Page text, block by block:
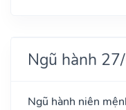
Ngũ hành
Ngũ hành niên